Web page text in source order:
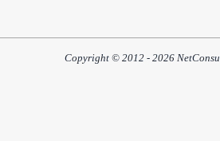
Copyright © 2012 - 2026